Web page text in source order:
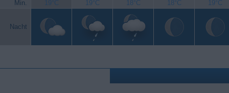
Min. 19°C 19°C 18°C 18°C 19°C
Nacht